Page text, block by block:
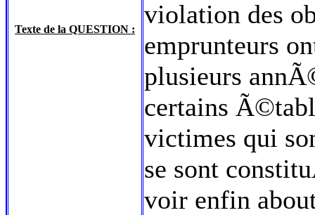
Texte de la QUESTION :
violation des
emprunteurs
plusieurs
certains
victimes qui
se sont
voir enfin